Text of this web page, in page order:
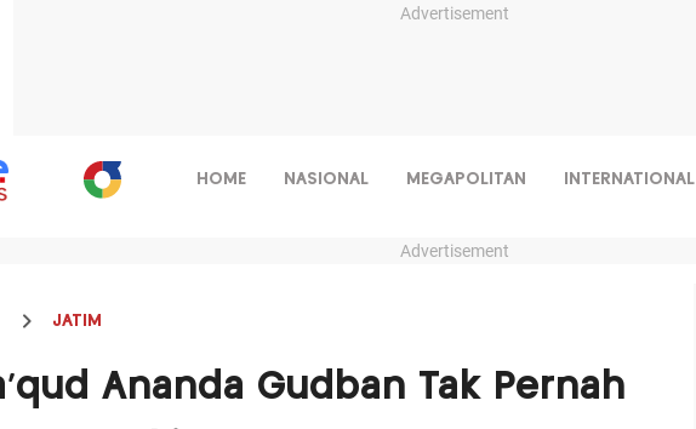
Advertisement
HOME NASIONAL MEGAPOLITAN INTERNATIONAL
Advertisement
JATIM
Ananda Gudban Tak Pernah